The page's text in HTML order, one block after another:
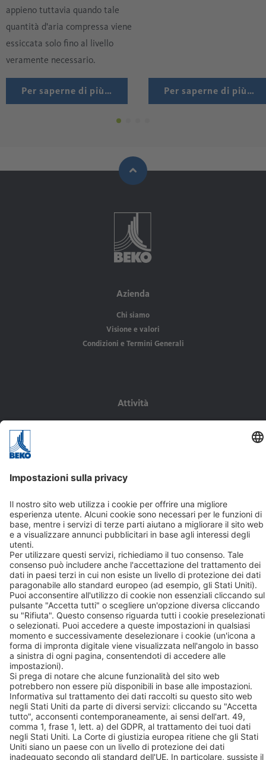
appieno tuttavia quando tale
quantità d'aria compressa viene
essiccata solo fino al livello
veramente necessario.
Per saperne di più… Per saperne di più…
Azienda
Chi siamo
Visione e valori
Condizioni e Termini Generali
Attività
Contatto
BEKO TECHNOLOGIES S.r.l. a socio unico
Via Druento, 82
10078 – Venaria Reale (TO)
T: +39 011 4500 576
+39 011 4500 577
F: +39 011 4500 578
Contatto
Seguiteci su